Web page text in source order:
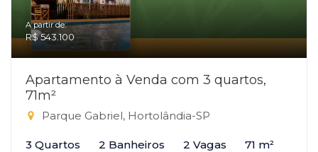
A partir de:
R$ 543.100
Apartamento à Venda com 3 quartos,
71m²
Parque Gabriel, Hortolândia-SP
3 Quartos 2 Banheiros 2 Vagas 71 m²